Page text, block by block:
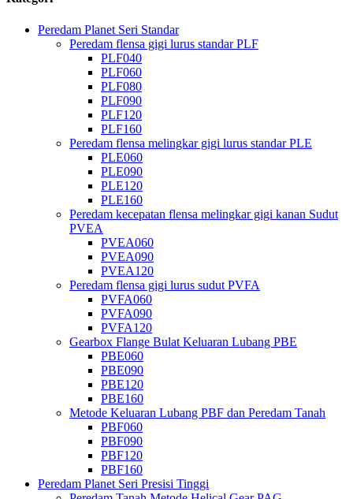
Peredam Planet Seri Standar
Peredam flensa gigi lurus standar PLF
PLF040
PLF060
PLF080
PLF090
PLF120
PLF160
Peredam flensa melingkar gigi lurus standar PLE
PLE060
PLE090
PLE120
PLE160
Peredam kecepatan flensa melingkar gigi kanan Sudut
PVEA
PVEA060
PVEA090
PVEA120
Peredam flensa gigi lurus sudut PVFA
PVFA060
PVFA090
PVFA120
Gearbox Flange Bulat Keluaran Lubang PBE
PBE060
PBE090
PBE120
PBE160
Metode Keluaran Lubang PBF dan Peredam Tanah
PBF060
PBF090
PBF120
PBF160
Peredam Planet Seri Presisi Tinggi